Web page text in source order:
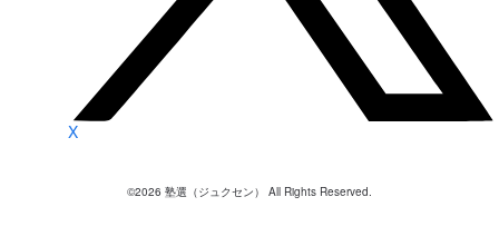
X
©2026 塾選（ジュクセン） All Rights Reserved.